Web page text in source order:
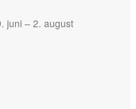
juni – 2. august